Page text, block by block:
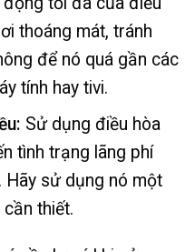
thoáng mát, tránh
để nó quá gần các
tính hay tivi.
Sử dụng điều hòa
tình trạng lãng phí
Hãy sử dụng nó một
thiết.